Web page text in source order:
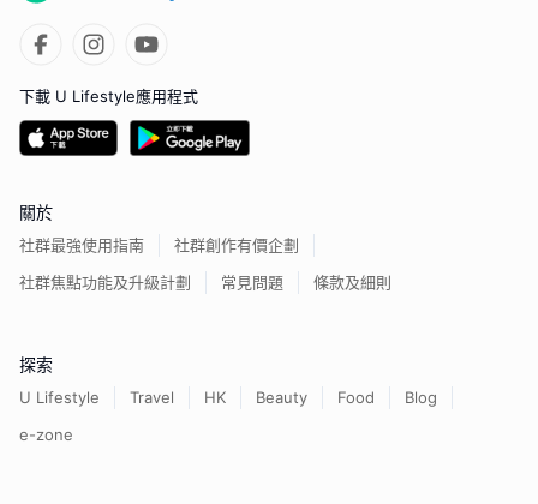
下載 U Lifestyle應用程式
關於
社群最強使用指南
社群創作有價企劃
社群焦點功能及升級計劃
常見問題 條款及細則
探索
U Lifestyle Travel HK Beauty Food
Blog
e-zone